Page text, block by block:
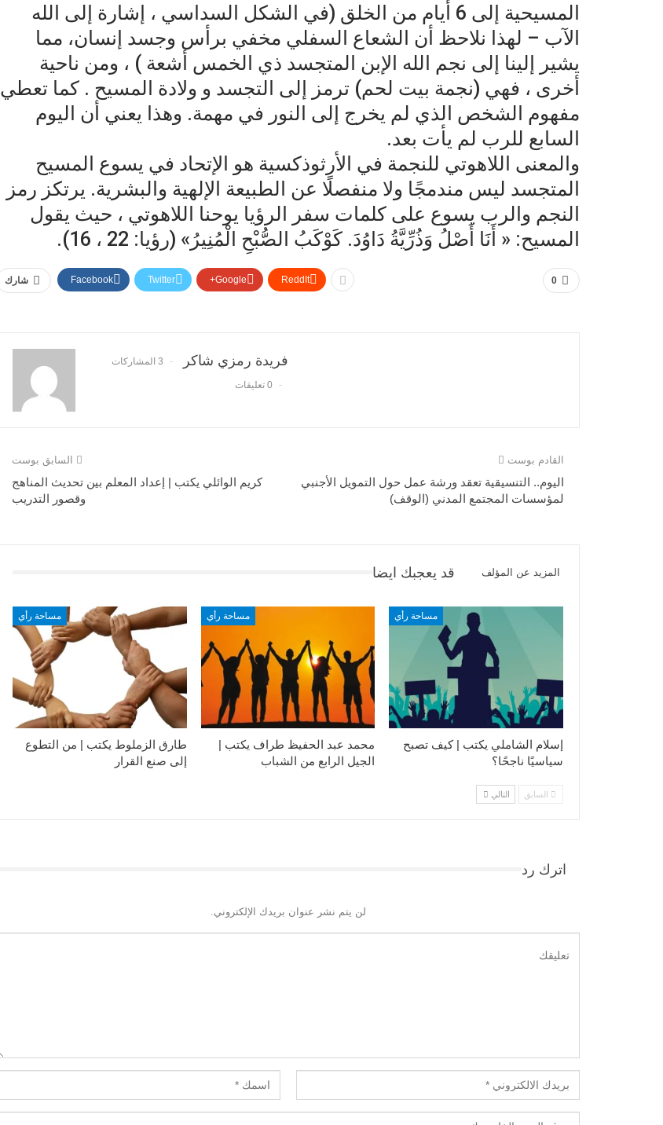
المسيحية إلى 6 أيام من الخلق (في الشكل السداسي ، إشارة إلى الله
الآب – لهذا نلاحظ أن الشعاع السفلي مخفي برأس وجسد إنسان، مما
يشير إلينا إلى نجم الله الإبن المتجسد ذي الخمس أشعة ) ، ومن ناحية
أخرى ، فهي (نجمة بيت لحم) ترمز إلى التجسد و ولادة المسيح . كما تعطي
مفهوم الشخص الذي لم يخرج إلى النور في مهمة. وهذا يعني أن اليوم
السابع للرب لم يأت بعد.
والمعنى اللاهوتي للنجمة في الأرثوذكسية هو الإتحاد في يسوع المسيح
المتجسد ليس مندمجًا ولا منفصلًا عن الطبيعة الإلهية والبشرية. يرتكز رمز
النجم والرب يسوع على كلمات سفر الرؤيا يوحنا اللاهوتي ، حيث يقول
المسيح: « أَنَا أَصْلُ وَذُرِّيَّةُ دَاوُدَ. كَوْكَبُ الصُّبْحِ الْمُنِيرُ» (رؤيا: 22 ، 16).
0 شارك Facebook Twitter Google+ ReddIt
فريدة رمزي شاكر 3 المشاركات
0 تعليقات
السابق بوست
كريم الوائلي يكتب | إعداد المعلم بين تحديث المناهج
وقصور التدريب
القادم بوست
اليوم.. التنسيقية تعقد ورشة عمل حول التمويل الأجنبي
لمؤسسات المجتمع المدني (الوقف)
قد يعجبك ايضا المزيد عن المؤلف
مساحة رأي
طارق الزملوط يكتب | من التطوع
إلى صنع القرار
مساحة رأي
محمد عبد الحفيظ طراف يكتب |
الجيل الرابع من الشباب
مساحة رأي
إسلام الشاملي يكتب | كيف تصبح
سياسيًا ناجحًا؟
السابق التالي
اترك رد
لن يتم نشر عنوان بريدك الإلكتروني.